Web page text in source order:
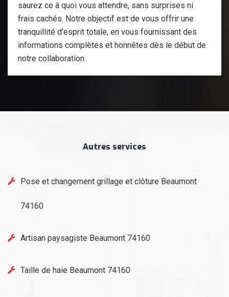
saurez ce à quoi vous attendre, sans surprises ni
frais cachés. Notre objectif est de vous offrir une
tranquillité d'esprit totale, en vous fournissant des
informations complètes et honnêtes dès le début de
notre collaboration.
Autres services
Pose et changement grillage et clôture Beaumont
74160
Artisan paysagiste Beaumont 74160
Taille de haie Beaumont 74160